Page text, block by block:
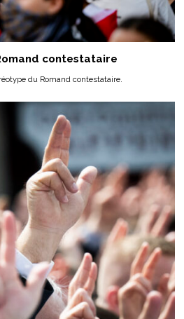
contestataire
du Romand contestataire.